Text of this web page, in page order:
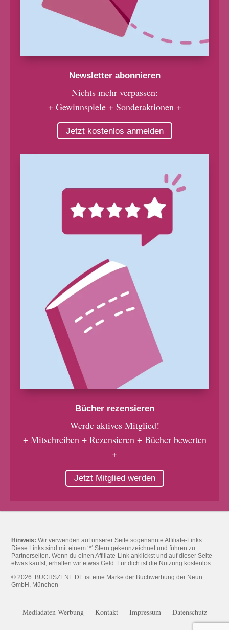
Newsletter abonnieren
Nichts mehr verpassen:
+ Gewinnspiele + Sonderaktionen +
Jetzt kostenlos anmelden
Bücher rezensieren
Werde aktives Mitglied!
+ Mitschreiben + Rezensieren + Bücher bewerten
+
Jetzt Mitglied werden
Hinweis: Wir verwenden auf unserer Seite sogenannte Affiliate-Links.
Diese Links sind mit einem ‘*‘ Stern gekennzeichnet und führen zu
Partnerseiten. Wenn du einen Affiliate-Link anklickst und auf dieser Seite
etwas kaufst, erhalten wir etwas Geld. Für dich ist die Nutzung kostenlos.
© 2026. BUCHSZENE.DE ist eine Marke der Buchwerbung der Neun
GmbH, München
Mediadaten Werbung Kontakt Impressum Datenschutz